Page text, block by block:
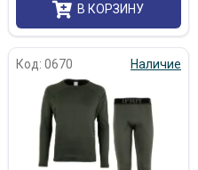
В КОРЗИНУ
Код: 0670 Наличие